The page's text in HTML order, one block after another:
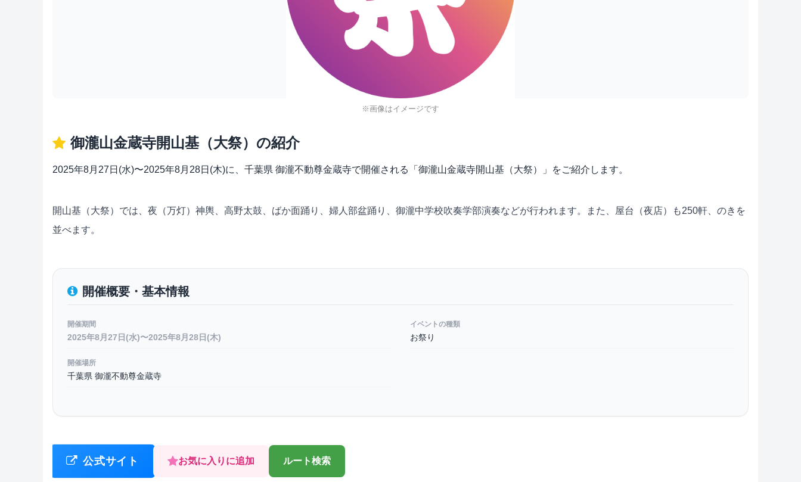
※画像はイメージです
御瀧山金蔵寺開山基（大祭）の紹介
2025年8月27日(水)〜2025年8月28日(木)に、千葉県 御瀧不動尊金蔵寺で開催される「御瀧山金蔵寺開山基（大祭）」をご紹介します。
開山基（大祭）では、夜（万灯）神輿、高野太鼓、ばか面踊り、婦人部盆踊り、御瀧中学校吹奏学部演奏などが行われます。また、屋台（夜店）も250軒、のきを
並べます。
開催概要・基本情報
開催期間
2025年8月27日(水)〜2025年8月28日(木)
イベントの種類
お祭り
開催場所
千葉県 御瀧不動尊金蔵寺
公式サイト お気に入りに追加 ルート検索